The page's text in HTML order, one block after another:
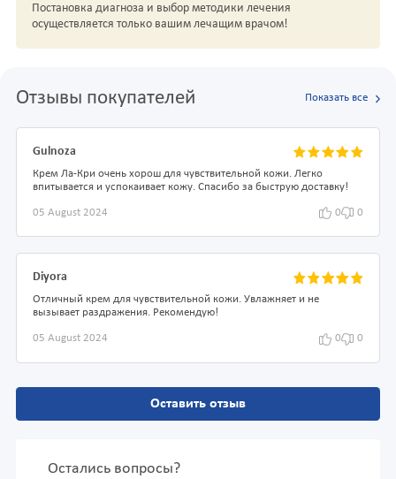
Постановка диагноза и выбор методики лечения
осуществляется только вашим лечащим врачом!
Отзывы покупателей Показать все
Gulnoza
Крем Ла-Кри очень хорош для чувствительной кожи. Легко
впитывается и успокаивает кожу. Спасибо за быструю доставку!
05 August 2024 0 0
Diyora
Отличный крем для чувствительной кожи. Увлажняет и не
вызывает раздражения. Рекомендую!
05 August 2024 0 0
Оставить отзыв
Остались вопросы?